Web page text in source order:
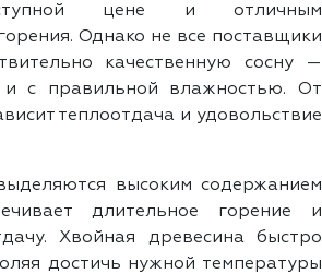
цене и отличным
Однако не все поставщики
качественную сосну —
и с правильной влажностью. От
теплоотдача и удовольствие
высоким содержанием
длительное горение и
Хвойная древесина быстро
достичь нужной температуры